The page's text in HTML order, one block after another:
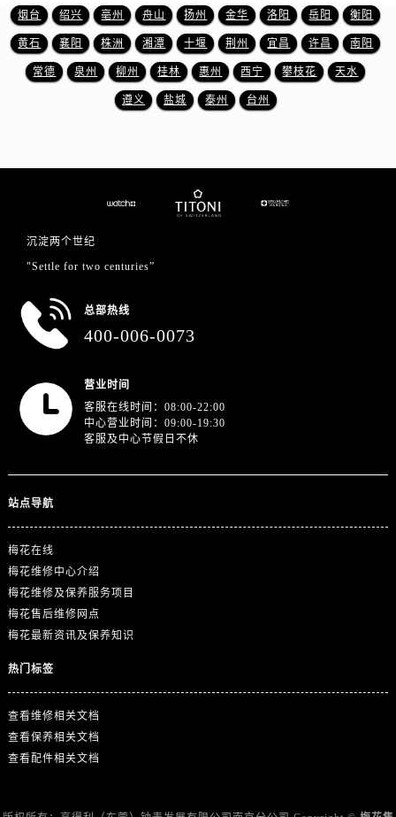
山东省东营市东营区济南路售后服务中心（需提前预约）
山东省济南市历下区经十路11111号华润中心写字楼（万象城）15层1508室售后服务中心（需提前预约）
山东省济宁市任城区太白楼路售后服务中心（需提前预约）
山东省莱芜市文化南路8号银座商城名表维修一楼名表维修售后服务中心（需提前预约）
浙江省衢州市柯城区上街售后服务中心（需提前预约）
浙江省舟山市定海区解放东路售后服务中心（需提前预约）
烟台 绍兴 亳州 舟山 扬州 金华 洛阳 岳阳 衡阳
黄石 襄阳 株洲 湘潭 十堰 荆州 宜昌 许昌 南阳
常德 泉州 柳州 桂林 惠州 西宁 攀枝花 天水
遵义 盐城 泰州 台州
沉淀两个世纪
"Settle for two centuries”
总部热线
400-006-0073
营业时间
客服在线时间：08:00-22:00
中心营业时间：09:00-19:30
客服及中心节假日不休
站点导航
梅花在线
梅花维修中心介绍
梅花维修及保养服务项目
梅花售后维修网点
梅花最新资讯及保养知识
热门标签
查看维修相关文档
查看保养相关文档
查看配件相关文档